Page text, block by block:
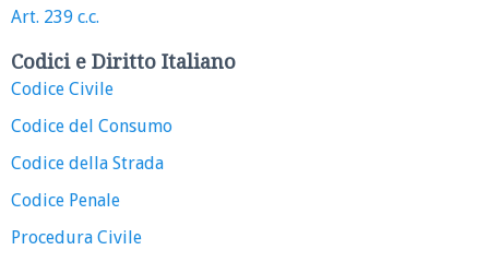
Art. 239 c.c.
Codici e Diritto Italiano
Codice Civile
Codice del Consumo
Codice della Strada
Codice Penale
Procedura Civile